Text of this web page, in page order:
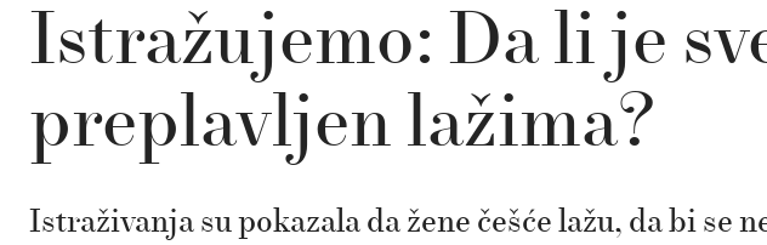
Istražujemo: Da li je
preplavljen lažima?
Istraživanja su pokazala da žene češće lažu, da bi se